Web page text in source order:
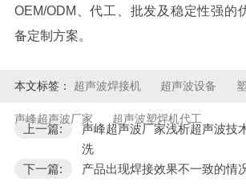
OEM/ODM、代工、批发及稳定性强的
备定制方案。
本文标签： 超声波焊接机 超声波设备
声峰超声波厂家 超声波塑焊机代工
上一篇:
声峰超声波厂家浅析超声波技
洗
下一篇:
产品出现焊接效果不一致的情